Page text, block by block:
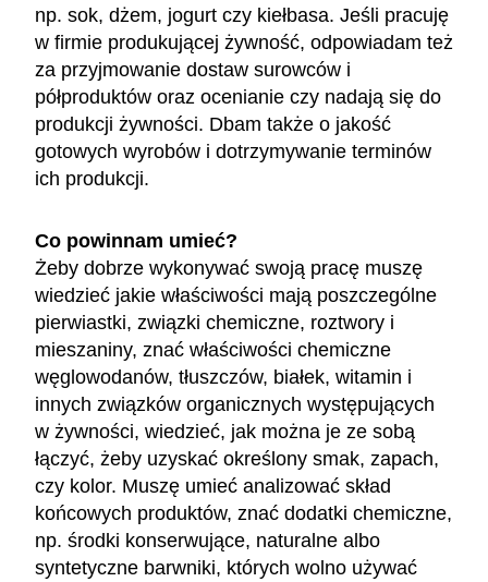
np. sok, dżem, jogurt czy kiełbasa. Jeśli pracuję
w firmie produkującej żywność, odpowiadam też
za przyjmowanie dostaw surowców i
półproduktów oraz ocenianie czy nadają się do
produkcji żywności. Dbam także o jakość
gotowych wyrobów i dotrzymywanie terminów
ich produkcji.
Co powinnam umieć?
Żeby dobrze wykonywać swoją pracę muszę
wiedzieć jakie właściwości mają poszczególne
pierwiastki, związki chemiczne, roztwory i
mieszaniny, znać właściwości chemiczne
węglowodanów, tłuszczów, białek, witamin i
innych związków organicznych występujących
w żywności, wiedzieć, jak można je ze sobą
łączyć, żeby uzyskać określony smak, zapach,
czy kolor. Muszę umieć analizować skład
końcowych produktów, znać dodatki chemiczne,
np. środki konserwujące, naturalne albo
syntetyczne barwniki, których wolno używać